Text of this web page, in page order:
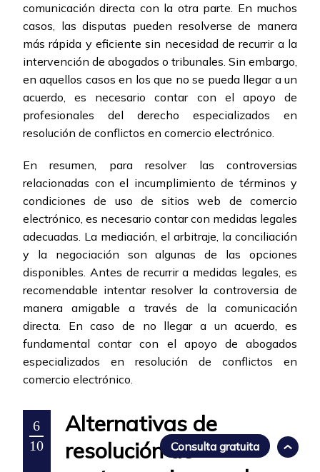
comunicación directa con la otra parte. En muchos
casos, las disputas pueden resolverse de manera
más rápida y eficiente sin necesidad de recurrir a la
intervención de abogados o tribunales. Sin embargo,
en aquellos casos en los que no se pueda llegar a un
acuerdo, es necesario contar con el apoyo de
profesionales del derecho especializados en
resolución de conflictos en comercio electrónico.
En resumen, para resolver las controversias
relacionadas con el incumplimiento de términos y
condiciones de uso de sitios web de comercio
electrónico, es necesario contar con medidas legales
adecuadas. La mediación, el arbitraje, la conciliación
y la negociación son algunas de las opciones
disponibles. Antes de recurrir a medidas legales, es
recomendable intentar resolver la controversia de
manera amigable a través de la comunicación
directa. En caso de no llegar a un acuerdo, es
fundamental contar con el apoyo de abogados
especializados en resolución de conflictos en
comercio electrónico.
6
10
Alternativas de
resolución deConsulta gratuita